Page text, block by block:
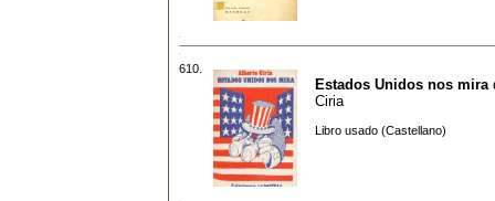
610.
Estados Unidos nos mira
Ciria
Libro usado (Castellano)